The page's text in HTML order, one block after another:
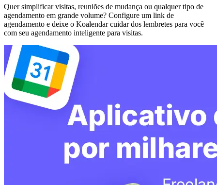
Quer simplificar visitas, reuniões de mudança ou qualquer tipo de
agendamento em grande volume? Configure um link de
agendamento e deixe o Koalendar cuidar dos lembretes para você
com seu agendamento inteligente para visitas.